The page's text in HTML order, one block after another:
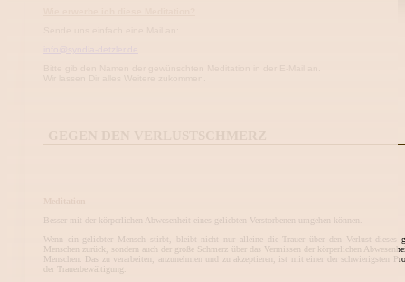
Besser mit der körperlichen Abwesenheit eines geliebten Verstorbenen umgehen können.
Wenn ein geliebter Mensch stirbt, bleibt nicht nur alleine die Trauer über den Verlust dieses
Menschen zurück, sondern auch der große Schmerz über das Vermissen der körperlichen
Menschen. Das zu verarbeiten, anzunehmen und zu akzeptieren, ist mit einer der schwierigsten
der Trauerbewältigung.